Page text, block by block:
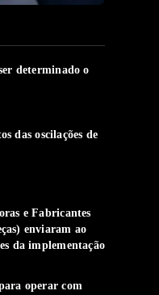
determinado o
das oscilações de
e Fabricantes
enviaram ao
da implementação
operar com